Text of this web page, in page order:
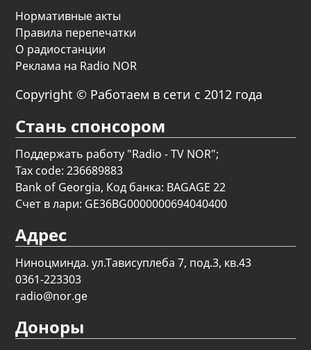
Нормативные акты
Правила перепечатки
О радиостанции
Реклама на Radio NOR
Copyright © Работаем в сети с 2012 года
Стань спонсором
Поддержать работу "Radio - TV NOR";
Tax code: 236689883
Bank of Georgia, Код банка: BAGAGE 22
Счет в лари: GE36BG0000000694040400
Адрес
Ниноцминда. ул.Тависуплеба 7, под.3, кв.43
0361-223303
radio@nor.ge
Доноры